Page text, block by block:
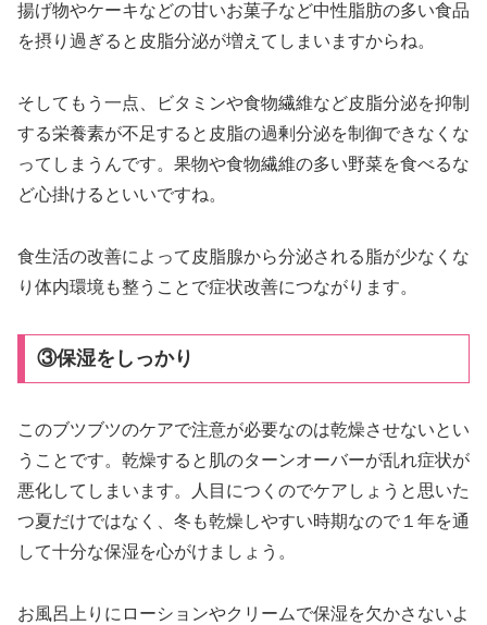
揚げ物やケーキなどの甘いお菓子など中性脂肪の多い食品
を摂り過ぎると皮脂分泌が増えてしまいますからね。
そしてもう一点、ビタミンや食物繊維など皮脂分泌を抑制
する栄養素が不足すると皮脂の過剰分泌を制御できなくな
ってしまうんです。果物や食物繊維の多い野菜を食べるな
ど心掛けるといいですね。
食生活の改善によって皮脂腺から分泌される脂が少なくな
り体内環境も整うことで症状改善につながります。
③保湿をしっかり
このブツブツのケアで注意が必要なのは乾燥させないとい
うことです。乾燥すると肌のターンオーバーが乱れ症状が
悪化してしまいます。人目につくのでケアしょうと思いた
つ夏だけではなく、冬も乾燥しやすい時期なので１年を通
して十分な保湿を心がけましょう。
お風呂上りにローションやクリームで保湿を欠かさないよ